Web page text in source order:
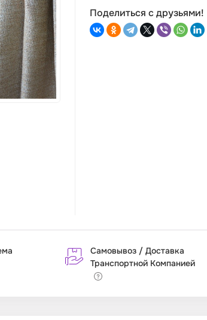
Поделиться с друзьями!
Самовывоз / Доставка
Транспортной Компанией